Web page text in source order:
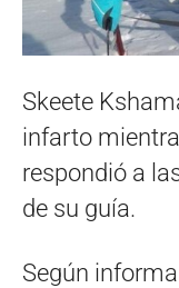
Skeete
infarto
respondió a
de su guía.
Según informa